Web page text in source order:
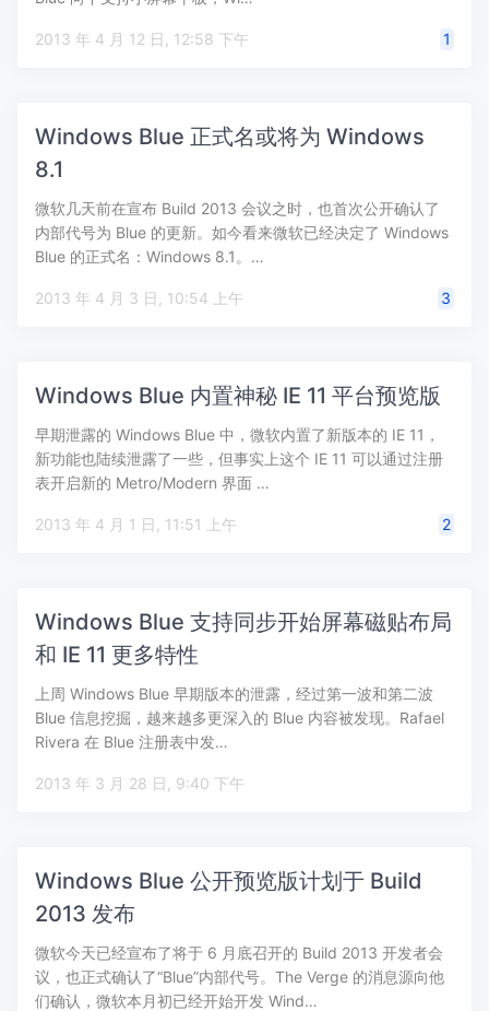
2013 年 4 月 12 日, 12:58 下午 1
Windows Blue 正式名或将为 Windows
8.1
微软几天前在宣布 Build 2013 会议之时，也首次公开确认了
内部代号为 Blue 的更新。如今看来微软已经决定了 Windows
Blue 的正式名：Windows 8.1。…
2013 年 4 月 3 日, 10:54 上午 3
Windows Blue 内置神秘 IE 11 平台预览版
早期泄露的 Windows Blue 中，微软内置了新版本的 IE 11，
新功能也陆续泄露了一些，但事实上这个 IE 11 可以通过注册
表开启新的 Metro/Modern 界面 …
2013 年 4 月 1 日, 11:51 上午 2
Windows Blue 支持同步开始屏幕磁贴布局
和 IE 11 更多特性
上周 Windows Blue 早期版本的泄露，经过第一波和第二波
Blue 信息挖掘，越来越多更深入的 Blue 内容被发现。Rafael
Rivera 在 Blue 注册表中发…
2013 年 3 月 28 日, 9:40 下午
Windows Blue 公开预览版计划于 Build
2013 发布
微软今天已经宣布了将于 6 月底召开的 Build 2013 开发者会
议，也正式确认了“Blue”内部代号。The Verge 的消息源向他
们确认，微软本月初已经开始开发 Wind…